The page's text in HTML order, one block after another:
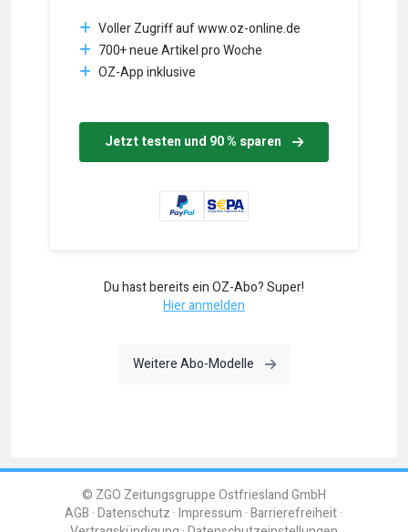
Voller Zugriff auf www.oz-online.de
700+ neue Artikel pro Woche
OZ-App inklusive
Jetzt testen und 90 % sparen
Du hast bereits ein OZ-Abo? Super!
Hier anmelden
Weitere Abo-Modelle
© ZGO Zeitungsgruppe Ostfriesland GmbH
AGB Datenschutz Impressum Barrierefreiheit